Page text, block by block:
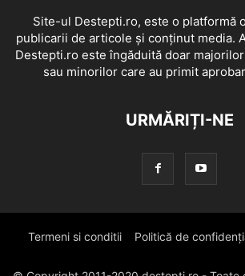
Site-ul Destepti.ro, este o platformă
publicarii de articole și conținut media.
Destepti.ro este îngăduită doar
sau minorilor care au primit
URMĂRIȚI-NE
Termeni si conditii Politică de